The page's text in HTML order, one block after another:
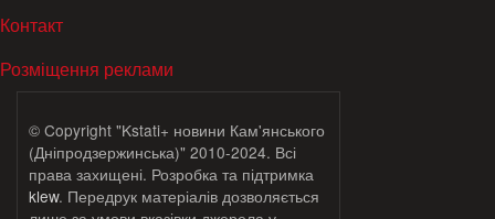
МЕНЮ В ПОДВАЛЕ
Контакт
Розміщення реклами
© Copyright "Kstati+ новини Кам'янського
(Дніпродзержинська)" 2010-2024. Всі
права захищені. Розробка та підтримка
klew. Передрук матеріалів дозволяється